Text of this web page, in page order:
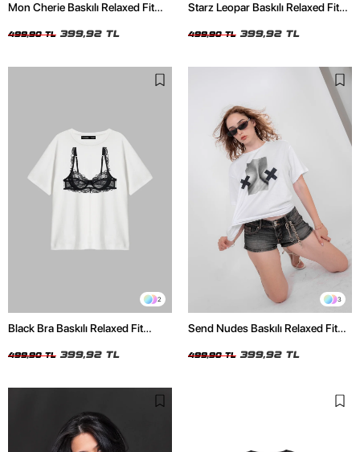
Mon Cherie Baskılı Relaxed Fit
499,90 TL 399,92 TL
Starz Leopar Baskılı Relaxed Fit
499,90 TL 399,92 TL
2
Black Bra Baskılı Relaxed Fit
499,90 TL 399,92 TL
3
Send Nudes Baskılı Relaxed Fit
499,90 TL 399,92 TL